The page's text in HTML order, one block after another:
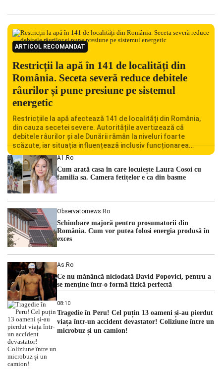
ARTICOL RECOMANDAT
Restricții la apă în 141 de localități din
România. Seceta severă reduce debitele
râurilor și pune presiune pe sistemul
energetic
Restricțiile la apă afectează 141 de localități din România,
din cauza secetei severe. Autoritățile avertizează că
debitele râurilor și ale Dunării rămân la niveluri foarte
scăzute, iar situația influențează inclusiv funcționarea
Centralei Nucleare de la Cernavodă. România se confruntă
cu una dintre cele mai dificile perioade din punct de vedere
hidrologic din ultimii ani. Lipsa […]
A1.ro
Cum arată casa în care locuiește Laura Cosoi cu
familia sa. Camera fetițelor e ca din basme
Observatornews.ro
Schimbare majoră pentru prosumatorii din
România. Cum vor putea folosi energia produsă în
exces
As.ro
Ce nu mănâncă niciodată David Popovici, pentru a
se menţine într-o formă fizică perfectă
08:10
Tragedie în Peru! Cel puțin 13 oameni și-au pierdut
viața într-un accident devastator! Coliziune între un
microbuz și un camion!